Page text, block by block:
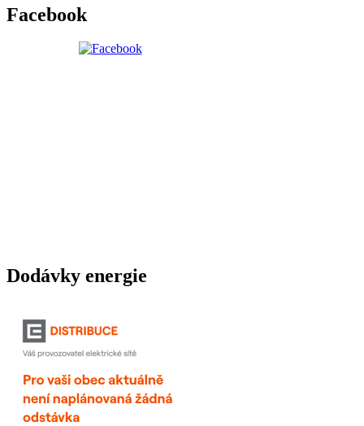
Facebook
Dodávky energie